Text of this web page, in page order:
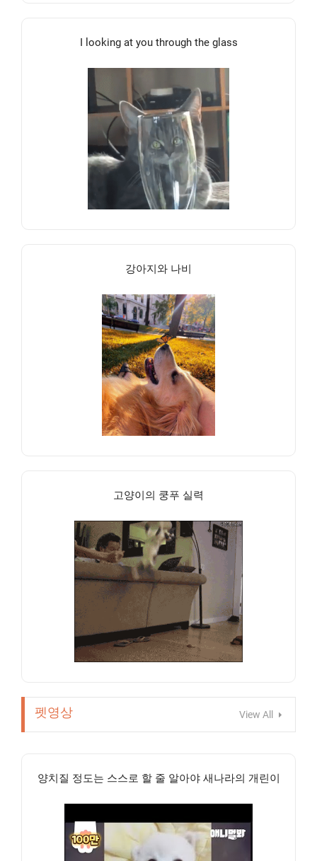
I looking at you through the glass
강아지와 나비
고양이의 쿵푸 실력
펫영상 View All
양치질 정도는 스스로 할 줄 알아야 새나라의 개린이